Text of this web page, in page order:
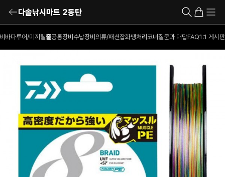
다솔낚시마트 2동탄
바다루어/미끼 릴줄공통장비 수납장비 의류/패션잡화땡처리코너 질문과 대답FAQ1:1 게시판